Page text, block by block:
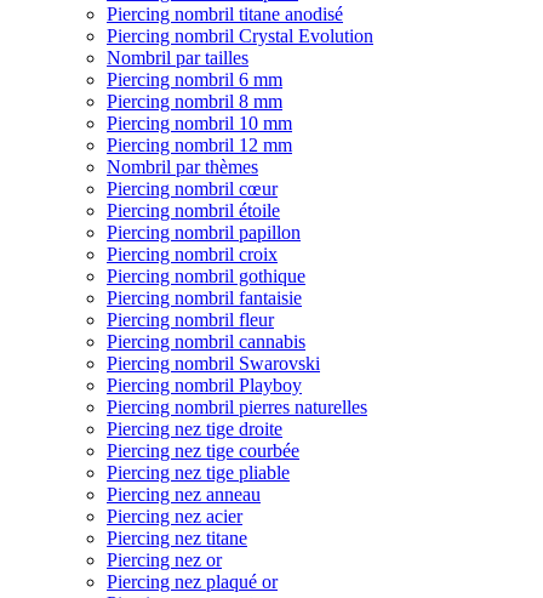
Piercing nombril titane anodisé
Piercing nombril Crystal Evolution
Nombril par tailles
Piercing nombril 6 mm
Piercing nombril 8 mm
Piercing nombril 10 mm
Piercing nombril 12 mm
Nombril par thèmes
Piercing nombril cœur
Piercing nombril étoile
Piercing nombril papillon
Piercing nombril croix
Piercing nombril gothique
Piercing nombril fantaisie
Piercing nombril fleur
Piercing nombril cannabis
Piercing nombril Swarovski
Piercing nombril Playboy
Piercing nombril pierres naturelles
Piercing nez tige droite
Piercing nez tige courbée
Piercing nez tige pliable
Piercing nez anneau
Piercing nez acier
Piercing nez titane
Piercing nez or
Piercing nez plaqué or